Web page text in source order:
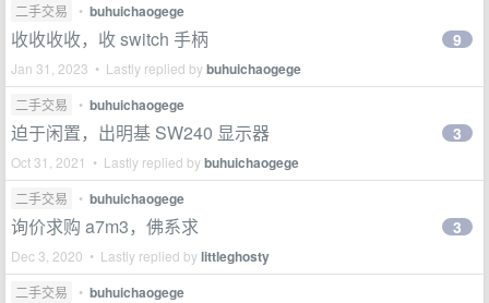
二手交易 • buhuichaogege
收收收收，收 switch 手柄
Jan 31, 2023 • Lastly replied bybuhuichaogege
9
二手交易 • buhuichaogege
迫于闲置，出明基 SW240 显示器
Oct 31, 2021 • Lastly replied bybuhuichaogege
3
二手交易 • buhuichaogege
询价求购 a7m3，佛系求
Dec 3, 2020 • Lastly replied bylittleghosty
3
二手交易 • buhuichaogege